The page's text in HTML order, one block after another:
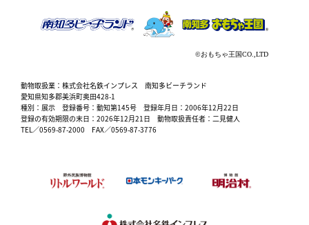
動物取扱業：株式会社名鉄インプレス 南知多ビーチランド
愛知県知多郡美浜町奥田428-1
種別：展示 登録番号：動知第145号 登録年月日：2006年12月22日
登録の有効期限の末日：2026年12月21日 動物取扱責任者：二見健人
TEL／0569-87-2000 FAX／0569-87-3776